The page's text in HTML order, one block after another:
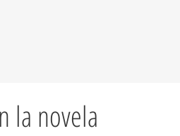
la novela